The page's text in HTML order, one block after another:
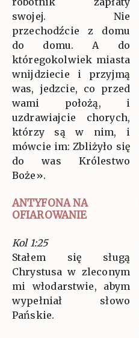
swojej. Nie
przechodźcie z domu
do domu. A do
któregokolwiek miasta
wnijdziecie i przyjmą
was, jedzcie, co przed
wami położą, i
uzdrawiajcie chorych,
którzy są w nim, i
mówcie im: Zbliżyło się
do was Królestwo
Boże».
ANTYFONA NA
OFIAROWANIE
Kol 1:25
Stałem się sługą
Chrystusa w zleconym
mi włodarstwie, abym
wypełniał słowo
Pańskie.